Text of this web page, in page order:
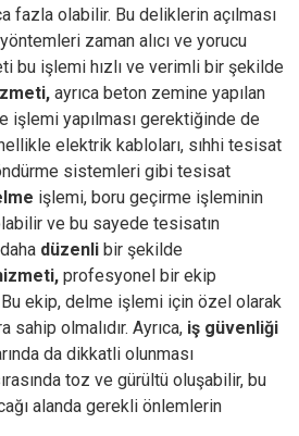
fazla olabilir. Bu deliklerin açılması
zaman alıcı ve yorucu
bu işlemi hızlı ve verimli bir şekilde
ayrıca beton zemine yapılan
işlemi yapılması gerektiğinde de
elektrik kabloları, sıhhi tesisat
sistemleri gibi tesisat
işlemi, boru geçirme işleminin
ve bu sayede tesisatın
düzenli bir şekilde
profesyonel bir ekip
Bu ekip, delme işlemi için özel olarak
sahip olmalıdır. Ayrıca, iş güvenliği
da dikkatli olunması
toz ve gürültü oluşabilir, bu
alanda gerekli önlemlerin